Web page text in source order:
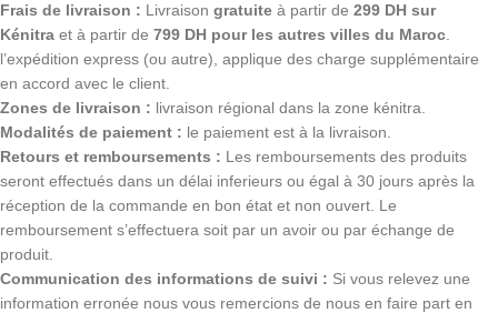
Frais de livraison : Livraison gratuite à partir de 299 DH sur
Kénitra et à partir de 799 DH pour les autres villes du Maroc
l’expédition express (ou autre), applique des charge supplémentaire
en accord avec le client.
Zones de livraison : livraison régional dans la zone kénitra.
Modalités de paiement : le paiement est à la livraison.
Retours et remboursements : Les remboursements des produits
seront effectués dans un délai inferieurs ou égal à 30 jours après la
réception de la commande en bon état et non ouvert. Le
remboursement s’effectuera soit par un avoir ou par échange de
produit.
Communication des informations de suivi : Si vous relevez une
information erronée nous vous remercions de nous en faire part en